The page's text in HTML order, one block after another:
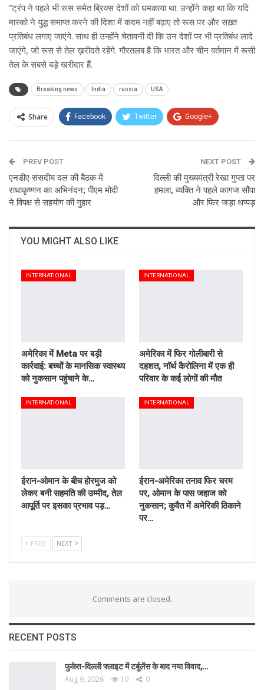
”ट्रंप ने पहले भी रूस समेत ब्रिक्स देशों को धमकाया था. उन्होंने कहा था कि यदि
मास्को ने युद्ध समाप्त करने की दिशा में कदम नहीं बढ़ाए तो रूस पर और सख़्त
प्रतिबंध लगाए जाएंगे. साथ ही उन्होंने चेतावनी दी कि उन देशों पर भी प्रतिबंध लादे
जाएंगे, जो रूस से तेल ख़रीदते रहेंगे. गौरतलब है कि भारत और चीन वर्तमान में रूसी
तेल के सबसे बड़े खरीदार हैं.
Breaking news India russia USA
Share Facebook Twitter Google+
Email
PREV POST
एनडीए संसदीय दल की बैठक में
राधाकृष्णन का अभिनंदन; पीएम मोदी
ने विपक्ष से सहयोग की गुहार
NEXT POST
दिल्ली की मुख्यमंत्री रेखा गुप्ता पर
हमला, व्यक्ति ने पहले कागज सौंपा
और फिर जड़ा थप्पड़
YOU MIGHT ALSO LIKE
INTERNATIONAL
अमेरिका में Meta पर बड़ी
कार्रवाई: बच्चों के मानसिक स्वास्थ्य
को नुकसान पहुंचाने के…
INTERNATIONAL
अमेरिका में फिर गोलीबारी से
दहशत, नॉर्थ कैरोलिना में एक ही
परिवार के कई लोगों की मौत
INTERNATIONAL
ईरान-ओमान के बीच होरमुज को
लेकर बनी सहमति की उम्मीद, तेल
आपूर्ति पर इसका प्रभाव पड़…
INTERNATIONAL
ईरान-अमेरिका तनाव फिर चरम
पर, ओमान के पास जहाज को
नुकसान; कुवैत में अमेरिकी ठिकाने
पर…
PREV NEXT
Comments are closed.
RECENT POSTS
फुकेत-दिल्ली फ्लाइट में टर्बुलेंस के बाद नया विवाद,…
Aug 9, 2026 10 0